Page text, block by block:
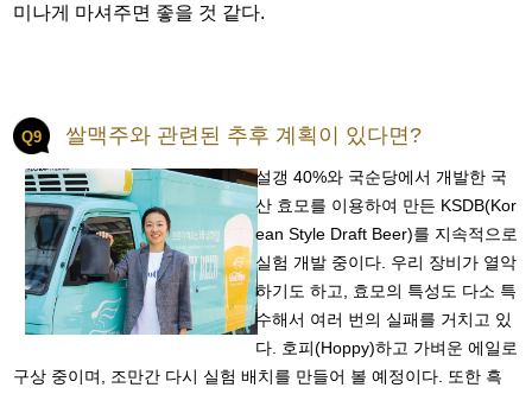
미나게 마셔주면 좋을 것 같다.
Q9 쌀맥주와 관련된 추후 계획이 있다면?
설갱 40%와 국순당에서 개발한 국
산 효모를 이용하여 만든 KSDB(Kor
ean Style Draft Beer)를 지속적으로
실험 개발 중이다. 우리 장비가 열악
하기도 하고, 효모의 특성도 다소 특
수해서 여러 번의 실패를 거치고 있
다. 호피(Hoppy)하고 가벼운 에일로
구상 중이며, 조만간 다시 실험 배치를 만들어 볼 예정이다. 또한 흑